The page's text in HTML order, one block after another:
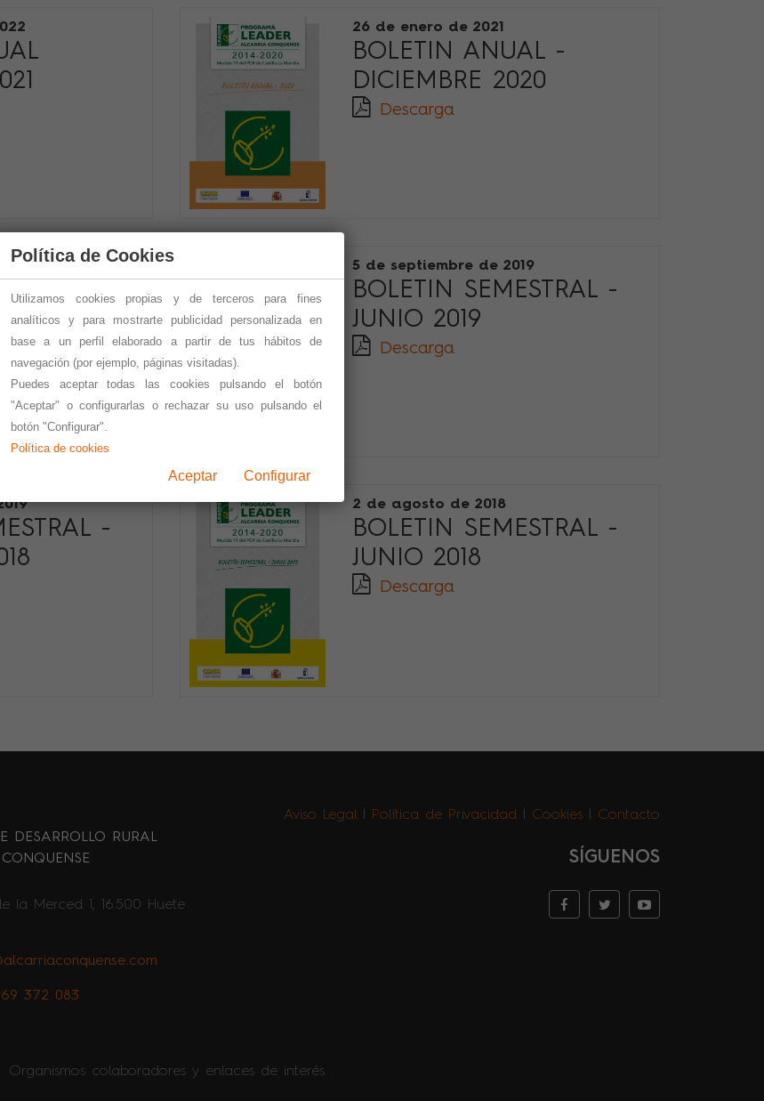
26 de enero de 2021
BOLETIN ANUAL -
DICIEMBRE 2020
Descarga
-
5 de septiembre de 2019
BOLETIN SEMESTRAL -
JUNIO 2019
Descarga
-
2 de agosto de 2018
BOLETIN SEMESTRAL -
JUNIO 2018
Descarga
DESARROLLO RURAL
la Merced 1, 16.500 Huete
372 083
Aviso Legal| Política de Privacidad Cookies Contacto
SÍGUENOS
Organismos colaboradores y enlaces de interés
Política de Cookies
Utilizamos cookies propias y de terceros para fines
analíticos y para mostrarte publicidad personalizada en
base a un perfil elaborado a partir de tus hábitos de
navegación (por ejemplo, páginas visitadas).
Puedes aceptar todas las cookies pulsando el botón
"Aceptar" o configurarlas o rechazar su uso pulsando el
botón "Configurar".
Política de cookies
Aceptar Configurar